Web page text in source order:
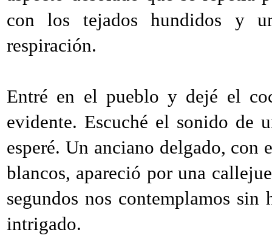
con los tejados hundidos y
respiración.
Entré en el pueblo y dejé el
evidente. Escuché el sonido de
esperé. Un anciano delgado,
blancos, apareció por una
segundos nos contemplamos
intrigado.